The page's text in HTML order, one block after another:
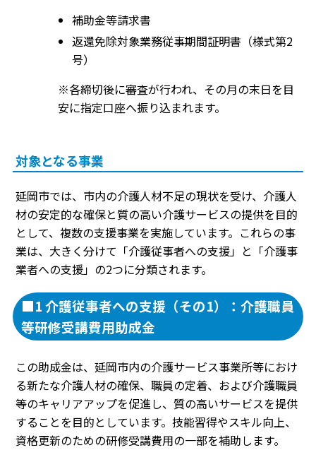
補助金等請求書
返還免除対象業務従事期間証明書（様式第2
号）
※各締切後に審査が行われ、その月の末日を目
安に指定口座へ振り込まれます。
対象となる事業
延岡市では、市内の介護人材不足の現状を受け、介護人
材の安定的な確保と質の高い介護サービスの提供を目的
として、複数の支援事業を実施しています。これらの事
業は、大きく分けて「介護従事者への支援」と「介護事
業者への支援」の2つに分類されます。
■1 介護従事者への支援（その1）：介護職員
等研修受講費用助成金
この助成金は、延岡市内の介護サービス事業所等におけ
る新たな介護人材の確保、職員の定着、および介護職員
等のキャリアアップを促進し、質の高いサービスを提供
することを目的としています。技能習得やスキル向上、
資格更新のための研修受講費用の一部を補助します。